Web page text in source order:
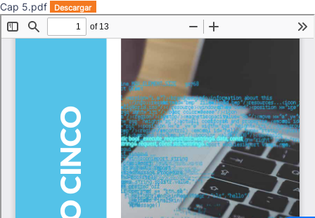
Cap 5.pdf Descargar